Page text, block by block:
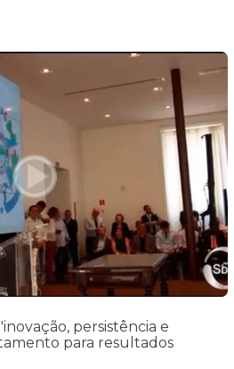
persistência e
para resultados